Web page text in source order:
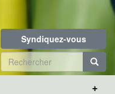
Syndiquez-vous
Formulaire
de